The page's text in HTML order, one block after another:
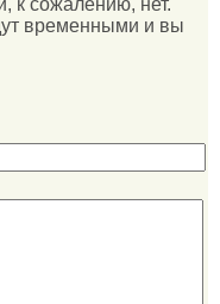
к сожалению, нет.
временными и вы